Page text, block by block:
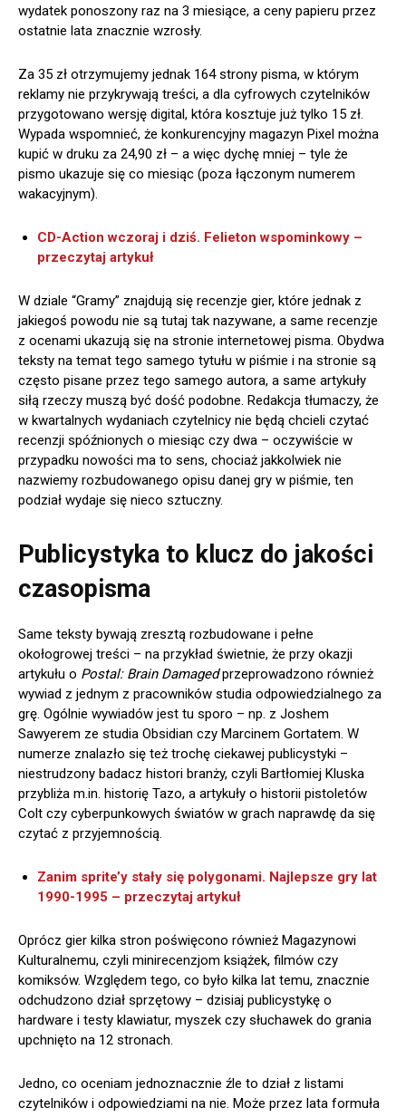
wydatek ponoszony raz na 3 miesiące, a ceny papieru przez
ostatnie lata znacznie wzrosły.
Za 35 zł otrzymujemy jednak 164 strony pisma, w którym
reklamy nie przykrywają treści, a dla cyfrowych czytelników
przygotowano wersję digital, która kosztuje już tylko 15 zł.
Wypada wspomnieć, że konkurencyjny magazyn Pixel można
kupić w druku za 24,90 zł – a więc dychę mniej – tyle że
pismo ukazuje się co miesiąc (poza łączonym numerem
wakacyjnym).
CD-Action wczoraj i dziś. Felieton wspominkowy –
przeczytaj artykuł
W dziale “Gramy” znajdują się recenzje gier, które jednak z
jakiegoś powodu nie są tutaj tak nazywane, a same recenzje
z ocenami ukazują się na stronie internetowej pisma. Obydwa
teksty na temat tego samego tytułu w piśmie i na stronie są
często pisane przez tego samego autora, a same artykuły
siłą rzeczy muszą być dość podobne. Redakcja tłumaczy, że
w kwartalnych wydaniach czytelnicy nie będą chcieli czytać
recenzji spóźnionych o miesiąc czy dwa – oczywiście w
przypadku nowości ma to sens, chociaż jakkolwiek nie
nazwiemy rozbudowanego opisu danej gry w piśmie, ten
podział wydaje się nieco sztuczny.
Publicystyka to klucz do jakości
czasopisma
Same teksty bywają zresztą rozbudowane i pełne
okołogrowej treści – na przykład świetnie, że przy okazji
artykułu o Postal: Brain Damagedprzeprowadzono również
wywiad z jednym z pracowników studia odpowiedzialnego za
grę. Ogólnie wywiadów jest tu sporo – np. z Joshem
Sawyerem ze studia Obsidian czy Marcinem Gortatem. W
numerze znalazło się też trochę ciekawej publicystyki –
niestrudzony badacz histori branży, czyli Bartłomiej Kluska
przybliża m.in. historię Tazo, a artykuły o historii pistoletów
Colt czy cyberpunkowych światów w grach naprawdę da się
czytać z przyjemnością.
Zanim sprite’y stały się polygonami. Najlepsze gry lat
1990-1995 – przeczytaj artykuł
Oprócz gier kilka stron poświęcono również Magazynowi
Kulturalnemu, czyli minirecenzjom książek, filmów czy
komiksów. Względem tego, co było kilka lat temu, znacznie
odchudzono dział sprzętowy – dzisiaj publicystykę o
hardware i testy klawiatur, myszek czy słuchawek do grania
upchnięto na 12 stronach.
Jedno, co oceniam jednoznacznie źle to dział z listami
czytelników i odpowiedziami na nie. Może przez lata formuła